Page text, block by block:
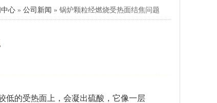
心 » 公司新闻 » 锅炉颗粒经燃烧受热面结焦问题
低的受热面上，会凝出硫酸，它像一层